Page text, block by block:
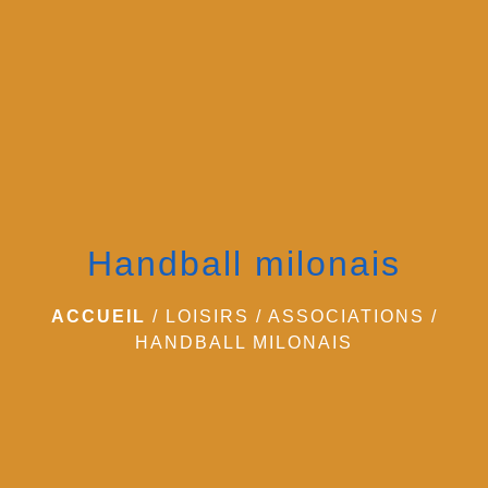
Handball milonais
ACCUEIL / LOISIRS / ASSOCIATIONS /
HANDBALL MILONAIS